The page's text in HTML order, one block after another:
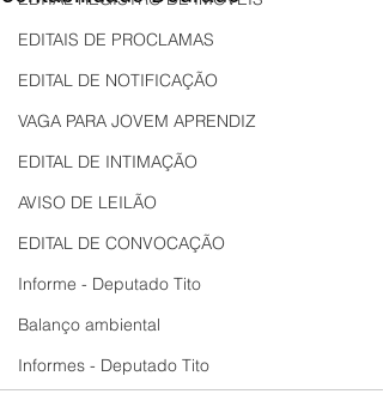
EDITAIS DE PROCLAMAS
EDITAL DE NOTIFICAÇÃO
VAGA PARA JOVEM APRENDIZ
EDITAL DE INTIMAÇÃO
AVISO DE LEILÃO
EDITAL DE CONVOCAÇÃO
Informe - Deputado Tito
Balanço ambiental
Informes - Deputado Tito